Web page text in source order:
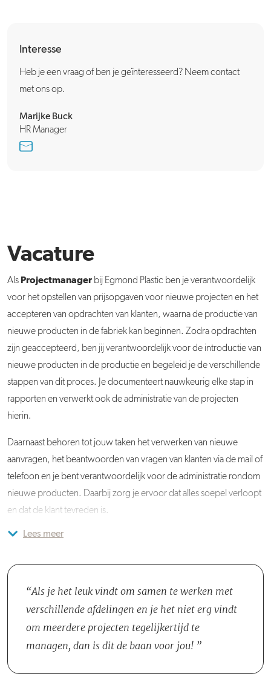
Interesse
Heb je een vraag of ben je geïnteresseerd? Neem contact
met ons op.
Marijke Buck
HR Manager
Vacature
Als Projectmanagerbij Egmond Plastic ben je verantwoordelijk
voor het opstellen van prijsopgaven voor nieuwe projecten en het
accepteren van opdrachten van klanten, waarna de productie van
nieuwe producten in de fabriek kan beginnen. Zodra opdrachten
zijn geaccepteerd, ben jij verantwoordelijk voor de introductie van
nieuwe producten in de productie en begeleid je de verschillende
stappen van dit proces. Je documenteert nauwkeurig elke stap in
rapporten en verwerkt ook de administratie van de projecten
hierin.
Daarnaast behoren tot jouw taken het verwerken van nieuwe
aanvragen, het beantwoorden van vragen van klanten via de mail of
telefoon en je bent verantwoordelijk voor de administratie rondom
nieuwe producten. Daarbij zorg je ervoor dat alles soepel verloopt
en dat de klant tevreden is.
Als Projectmanager kom je terecht in het team Verkoop, dat bestaat
Projectmanagement, de Binnendienst en Marketing en
Communicatie.
Lees meer
Als je het leuk vindt om samen te werken met
verschillende afdelingen en je het niet erg vindt
om meerdere projecten tegelijkertijd te
managen, dan is dit de baan voor jou!